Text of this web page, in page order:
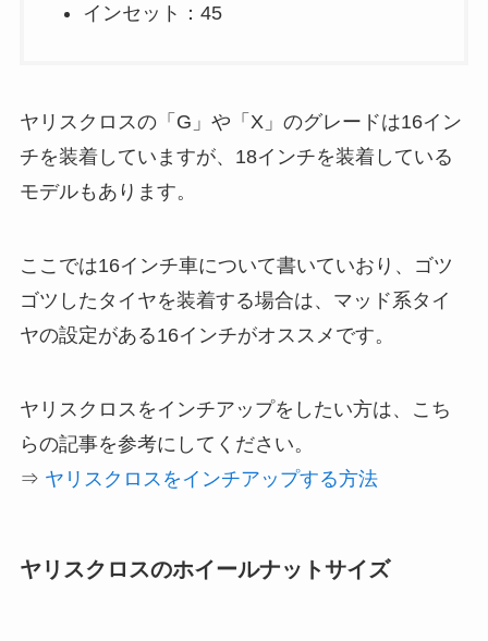
インセット：45
ヤリスクロスの「G」や「X」のグレードは16イン
チを装着していますが、18インチを装着している
モデルもあります。
ここでは16インチ車について書いていおり、ゴツ
ゴツしたタイヤを装着する場合は、マッド系タイ
ヤの設定がある16インチがオススメです。
ヤリスクロスをインチアップをしたい方は、こち
らの記事を参考にしてください。
⇒ ヤリスクロスをインチアップする方法
ヤリスクロスのホイールナットサイズ